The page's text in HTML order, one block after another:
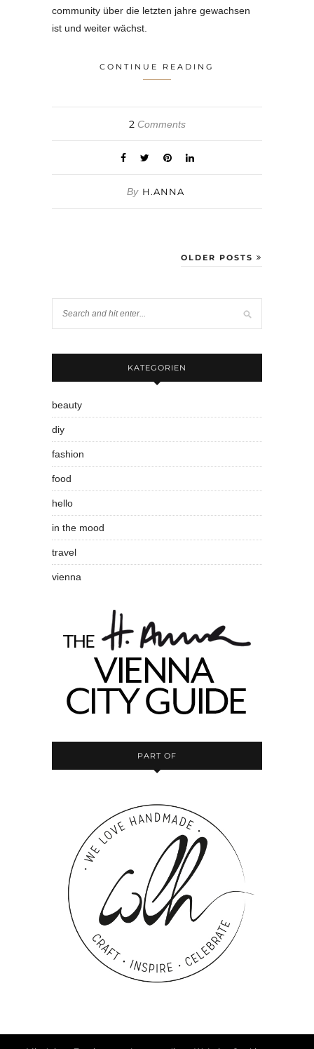
community über die letzten jahre gewachsen
ist und weiter wächst.
CONTINUE READING
2 Comments
By H.ANNA
OLDER POSTS
KATEGORIEN
beauty
diy
fashion
food
hello
in the mood
travel
vienna
PART OF